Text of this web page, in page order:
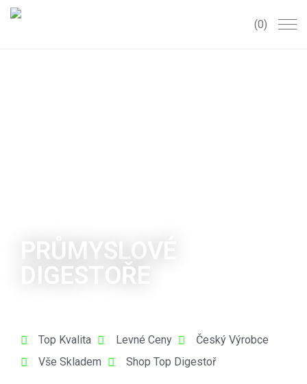
0
PRŮMYSLOVÉ
DIGESTOŘE
Top Kvalita Levné Ceny
Český Výrobce
Vše Skladem
Shop Top Digestoř